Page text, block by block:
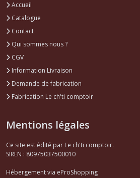
Accueil
Catalogue
Contact
Qui sommes nous ?
CGV
Information Livraison
Demande de fabrication
Fabrication Le ch'ti comptoir
Mentions légales
Ce site est édité par Le ch'ti comptoir.
SIREN : 80975037500010
Hébergement via eProShopping